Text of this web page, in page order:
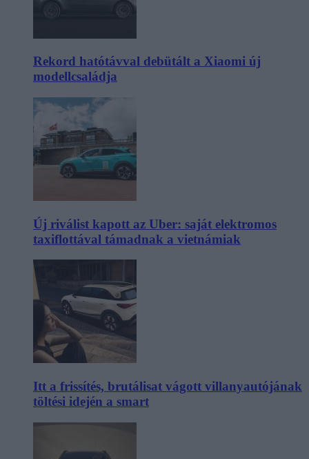
Rekord hatótávval debütált a Xiaomi új
modellcsaládja
Új riválist kapott az Uber: saját elektromos
taxiflottával támadnak a vietnámiak
Itt a frissítés, brutálisat vágott villanyautójának
töltési idején a smart